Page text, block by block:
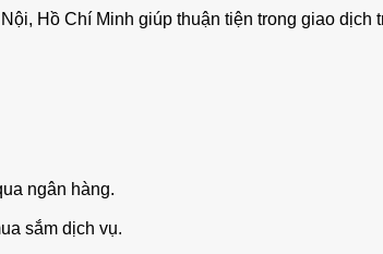
Hồ Chí Minh giúp thuận tiện trong giao dịch
ngân hàng.
sắm dịch vụ.